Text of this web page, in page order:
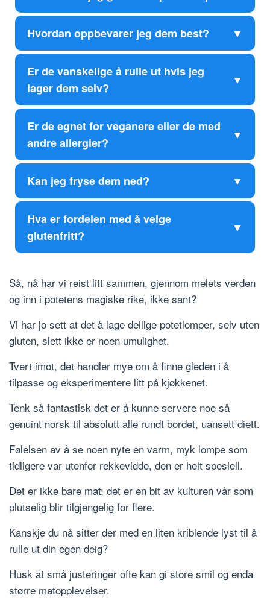
Hvordan oppbevarer jeg dem best?
Er de vanskelige å rulle ut hvis jeg
lager dem selv?
Er de egnet for veganere eller de med
andre allergier?
Kan jeg fryse dem ned?
Hva er fordelen med å velge
glutenfritt?
Så, nå har vi reist litt sammen, gjennom melets verden
og inn i potetens magiske rike, ikke sant?
Vi har jo sett at det å lage deilige potetlomper, selv uten
gluten, slett ikke er noen umulighet.
Tvert imot, det handler mye om å finne gleden i å
tilpasse og eksperimentere litt på kjøkkenet.
Tenk så fantastisk det er å kunne servere noe så
genuint norsk til absolutt alle rundt bordet, uansett diett.
Følelsen av å se noen nyte en varm, myk lompe som
tidligere var utenfor rekkevidde, den er helt spesiell.
Det er ikke bare mat; det er en bit av kulturen vår som
plutselig blir tilgjengelig for flere.
Kanskje du nå sitter der med en liten kriblende lyst til å
rulle ut din egen deig?
Husk at små justeringer ofte kan gi store smil og enda
større matopplevelser.